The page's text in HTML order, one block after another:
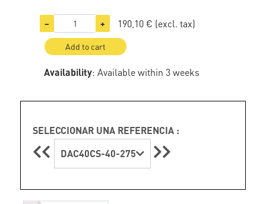
− + 190,10 € (excl. tax)
Add to cart
Availability: Available within 3 weeks
SELECCIONAR UNA REFERENCIA :
DAC40CS-40-275